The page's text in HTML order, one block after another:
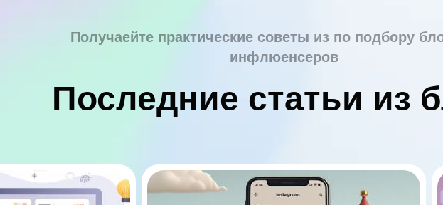
Получаейте практические советы из по подбору
инфлюенсеров
Последние статьи из